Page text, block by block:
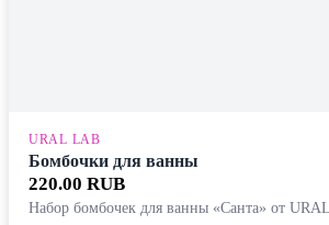
URAL LAB
Бомбочки для ванны
220.00 RUB
Набор бомбочек для ванны «Санта» от